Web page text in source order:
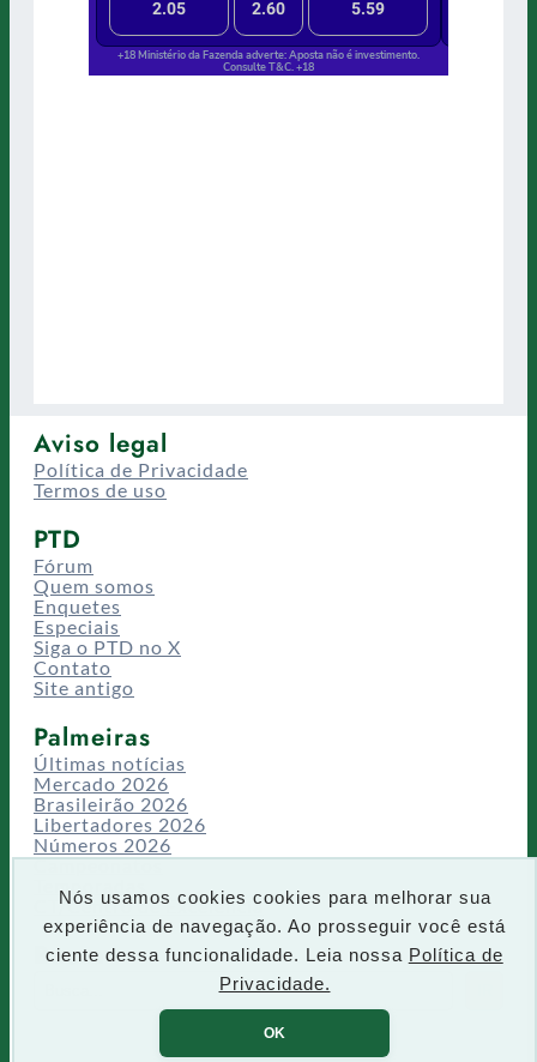
Nós usamos cookies cookies para melhorar sua
experiência de navegação. Ao prosseguir você está
ciente dessa funcionalidade. Leia nossa Política de
Privacidade.
OK
Aviso legal
Política de Privacidade
Termos de uso
PTD
Fórum
Quem somos
Enquetes
Especiais
Siga o PTD no X
Contato
Site antigo
Palmeiras
Últimas notícias
Mercado 2026
Brasileirão 2026
Libertadores 2026
Números 2026
Campeonatos
CT/Centro de Excelência
Busca
P
e
q